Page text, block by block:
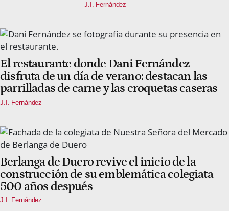
J.I. Fernández
El restaurante donde Dani Fernández
disfruta de un día de verano: destacan las
parrilladas de carne y las croquetas caseras
J.I. Fernández
Berlanga de Duero revive el inicio de la
construcción de su emblemática colegiata
500 años después
J.I. Fernández